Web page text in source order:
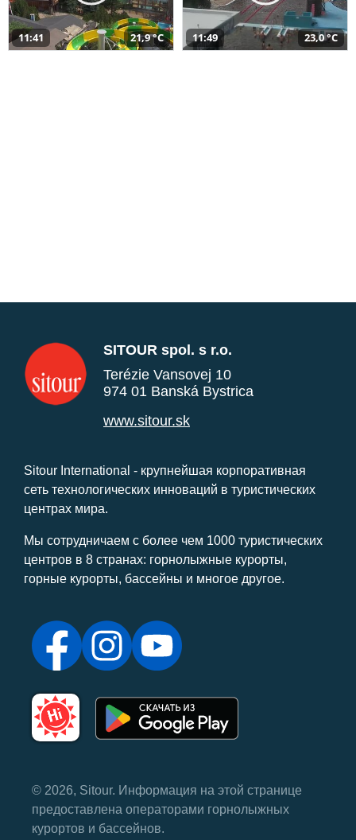
11:41 21,9 °C 11:49 23,0 °C
SITOUR spol. s r.o.
Terézie Vansovej 10
974 01 Banská Bystrica
www.sitour.sk
Sitour International - крупнейшая корпоративная
сеть технологических инноваций в туристических
центрах мира.
Мы сотрудничаем с более чем 1000 туристических
центров в 8 странах: горнолыжные курорты,
горные курорты, бассейны и многое другое.
© 2026, Sitour. Информация на этой странице
предоставлена ​​операторами горнолыжных
курортов и бассейнов.